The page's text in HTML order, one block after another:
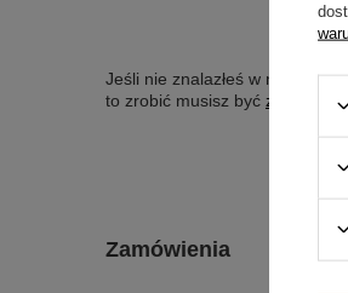
Jeśli nie znalazłeś w naszej
to zrobić musisz być
Zamówienia